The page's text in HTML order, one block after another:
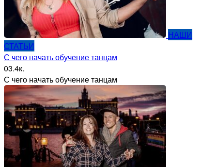
НАШИ
СТАТЬИ
С чего начать обучение танцам
03.4к.
С чего начать обучение танцам